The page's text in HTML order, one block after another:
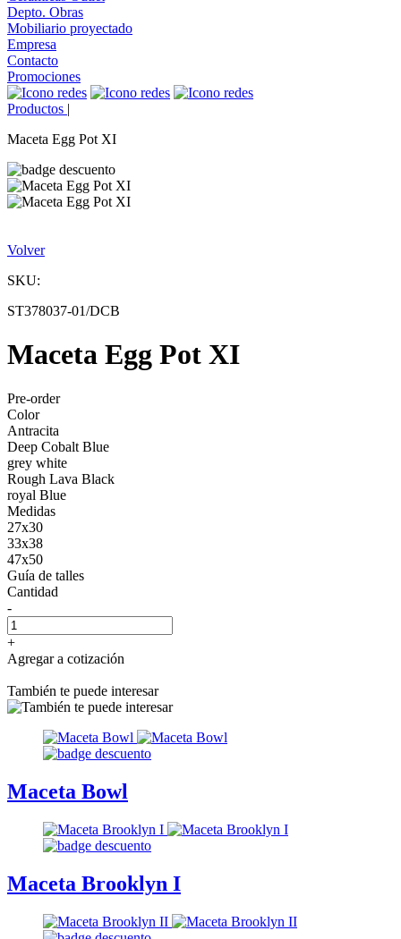
Depto. Obras
Mobiliario proyectado
Empresa
Contacto
Promociones
Productos |
Maceta Egg Pot XI
Volver
SKU:
ST378037-01/DCB
Maceta Egg Pot XI
Pre-order
Color
Antracita
Deep Cobalt Blue
grey white
Rough Lava Black
royal Blue
Medidas
27x30
33x38
47x50
Guía de talles
Cantidad
-
+
Agregar a cotización
También te puede interesar
Maceta Bowl
Maceta Brooklyn I